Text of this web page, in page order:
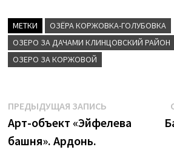
МЕТКИ
ОЗЁРА КОРЖОВКА-ГОЛУБОВКА
ОЗЕРО ЗА ДАЧАМИ КЛИНЦОВСКИЙ РАЙОН
ОЗЕРО ЗА КОРЖОВОЙ
Навигация
по
записям
ПРЕДЫДУЩАЯ ЗАПИСЬПредыдущая
запись:
Арт-объект «Эйфелева
башня». Ардонь.